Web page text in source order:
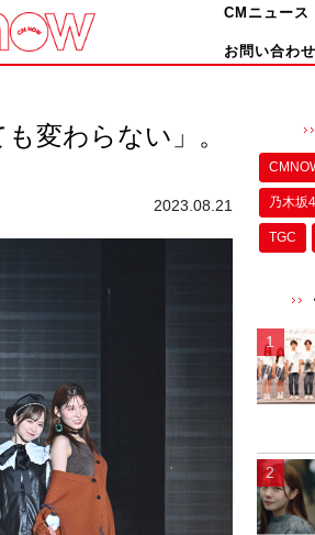
CMニュース
お問い合わせ
変わらない」。
2023.08.21 乃木坂
TGC